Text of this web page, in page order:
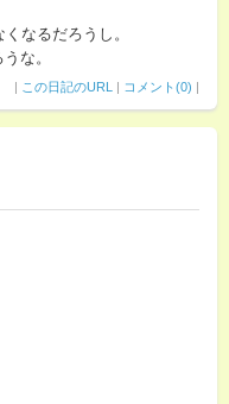
なるだろうし。
な。
| この日記のURL | コメント(0) |